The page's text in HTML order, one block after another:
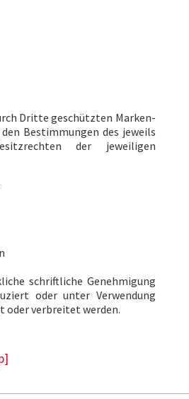
Dritte geschützten Marken-
Bestimmungen des jeweils
der jeweiligen
schriftliche Genehmigung
oder unter Verwendung
verbreitet werden.